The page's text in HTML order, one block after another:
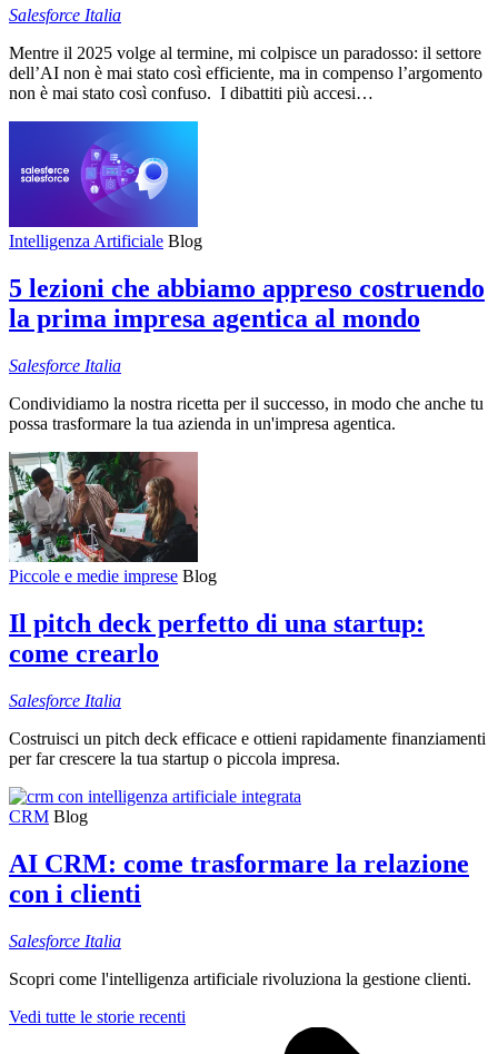
Salesforce Italia
Mentre il 2025 volge al termine, mi colpisce un paradosso: il settore
dell’AI non è mai stato così efficiente, ma in compenso l’argomento
non è mai stato così confuso. I dibattiti più accesi…
Intelligenza Artificiale Blog
5 lezioni che abbiamo appreso costruendo
la prima impresa agentica al mondo
Salesforce Italia
Condividiamo la nostra ricetta per il successo, in modo che anche tu
possa trasformare la tua azienda in un'impresa agentica.
Piccole e medie imprese Blog
Il pitch deck perfetto di una startup:
come crearlo
Salesforce Italia
Costruisci un pitch deck efficace e ottieni rapidamente finanziamenti
per far crescere la tua startup o piccola impresa.
CRM Blog
AI CRM: come trasformare la relazione
con i clienti
Salesforce Italia
Scopri come l'intelligenza artificiale rivoluziona la gestione clienti.
Vedi tutte le storie recenti